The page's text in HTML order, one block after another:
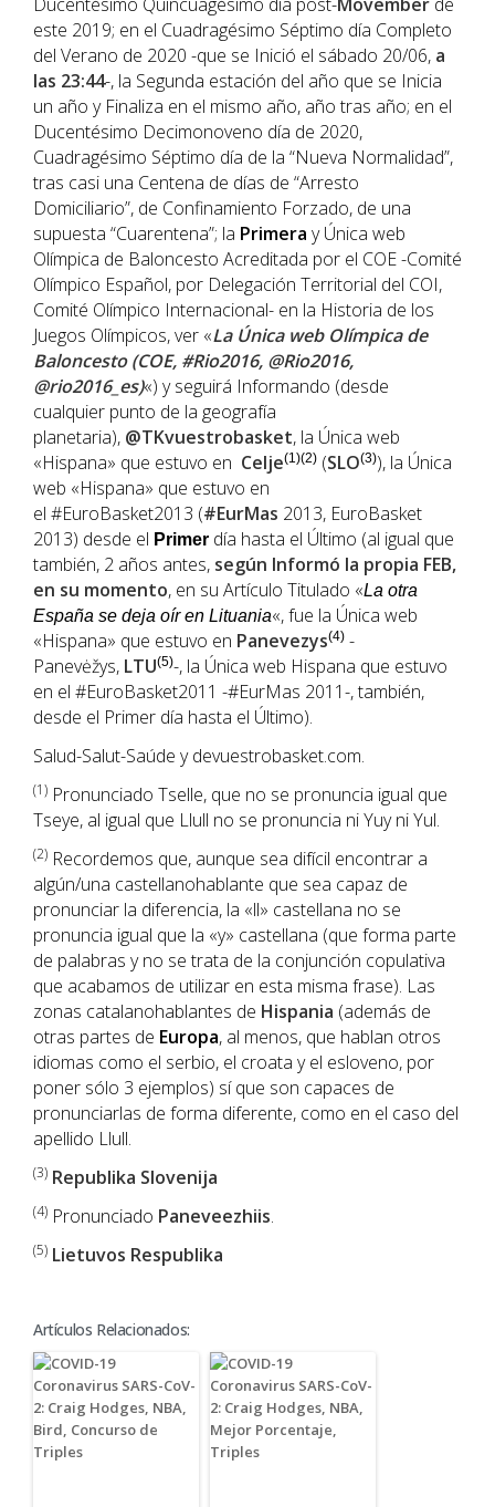
este 2019; en el Cuadragésimo Séptimo día Completo
del Verano de 2020 -que se Inició el sábado 20/06, a
las 23:44-, la Segunda estación del año que se Inicia
un año y Finaliza en el mismo año, año tras año; en el
Ducentésimo Decimonoveno día de 2020,
Cuadragésimo Séptimo día de la “Nueva Normalidad”,
tras casi una Centena de días de “Arresto
Domiciliario”, de Confinamiento Forzado, de una
supuesta “Cuarentena”; la Primera y Única web
Olímpica de Baloncesto Acreditada por el COE -Comité
Olímpico Español, por Delegación Territorial del COI,
Comité Olímpico Internacional- en la Historia de los
Juegos Olímpicos, ver «La Única web Olímpica de
Baloncesto (COE, #Rio2016, @Rio2016,
@rio2016_es)«) y seguirá Informando (desde
cualquier punto de la geografía
planetaria), @TKvuestrobasket, la Única web
«Hispana» que estuvo en Celje(1)(2) (SLO(3)), la Única
web «Hispana» que estuvo en
el #EuroBasket2013 (#EurMas 2013, EuroBasket
2013) desde el Primer día hasta el Último (al igual que
también, 2 años antes, según Informó la propia FEB,
en su momento, en su Artículo Titulado «La otra
España se deja oír en Lituania«, fue la Única web
«Hispana» que estuvo en Panevezys(4) -
Panevėžys, LTU(5)-, la Única web Hispana que estuvo
en el #EuroBasket2011 -#EurMas 2011-, también,
desde el Primer día hasta el Último).
Salud-Salut-Saúde y devuestrobasket.com.
(1) Pronunciado Tselle, que no se pronuncia igual que
Tseye, al igual que Llull no se pronuncia ni Yuy ni Yul.
(2) Recordemos que, aunque sea difícil encontrar a
algún/una castellanohablante que sea capaz de
pronunciar la diferencia, la «ll» castellana no se
pronuncia igual que la «y» castellana (que forma parte
de palabras y no se trata de la conjunción copulativa
que acabamos de utilizar en esta misma frase). Las
zonas catalanohablantes de Hispania (además de
otras partes de Europa, al menos, que hablan otros
idiomas como el serbio, el croata y el esloveno, por
poner sólo 3 ejemplos) sí que son capaces de
pronunciarlas de forma diferente, como en el caso del
apellido Llull.
(3) Republika Slovenija
(4) Pronunciado Paneveezhiis.
(5) Lietuvos Respublika
Artículos Relacionados: